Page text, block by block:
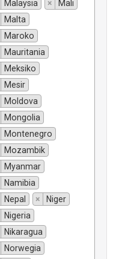
Malaysia ×
Mali
Malta
Maroko
Mauritania
Meksiko
Mesir
Moldova
Mongolia
Montenegro
Mozambik
Myanmar
Namibia
Nepal ×
Niger
Nigeria
Nikaragua
Norwegia